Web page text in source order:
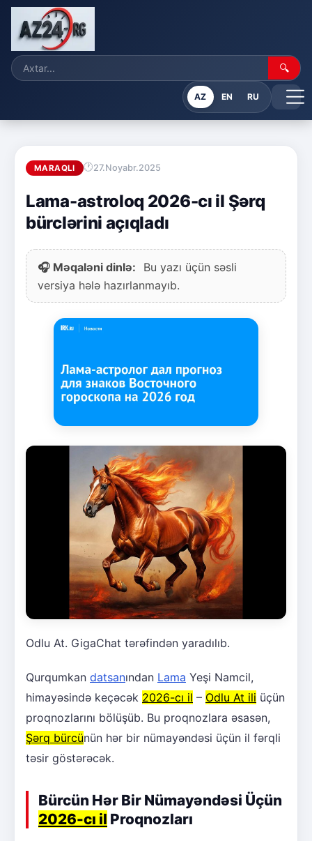
🔍
AZ EN RU
MARAQLI 27.Noyabr.2025
Lama-astroloq 2026-cı il Şərq
bürclərini açıqladı
🎧 Məqaləni dinlə:
Bu yazı üçün səsli
versiya hələ hazırlanmayıb.
Odlu At. GigaChat tərəfindən yaradılıb.
Qurqumkan datsanından Lama Yeşi Namcil,
himayəsində keçəcək 2026-cı il – Odlu At ili üçün
proqnozlarını bölüşüb. Bu proqnozlara əsasən,
Şərq bürcünün hər bir nümayəndəsi üçün il fərqli
təsir göstərəcək.
Bürcün Hər Bir Nümayəndəsi Üçün
2026-cı il Proqnozları